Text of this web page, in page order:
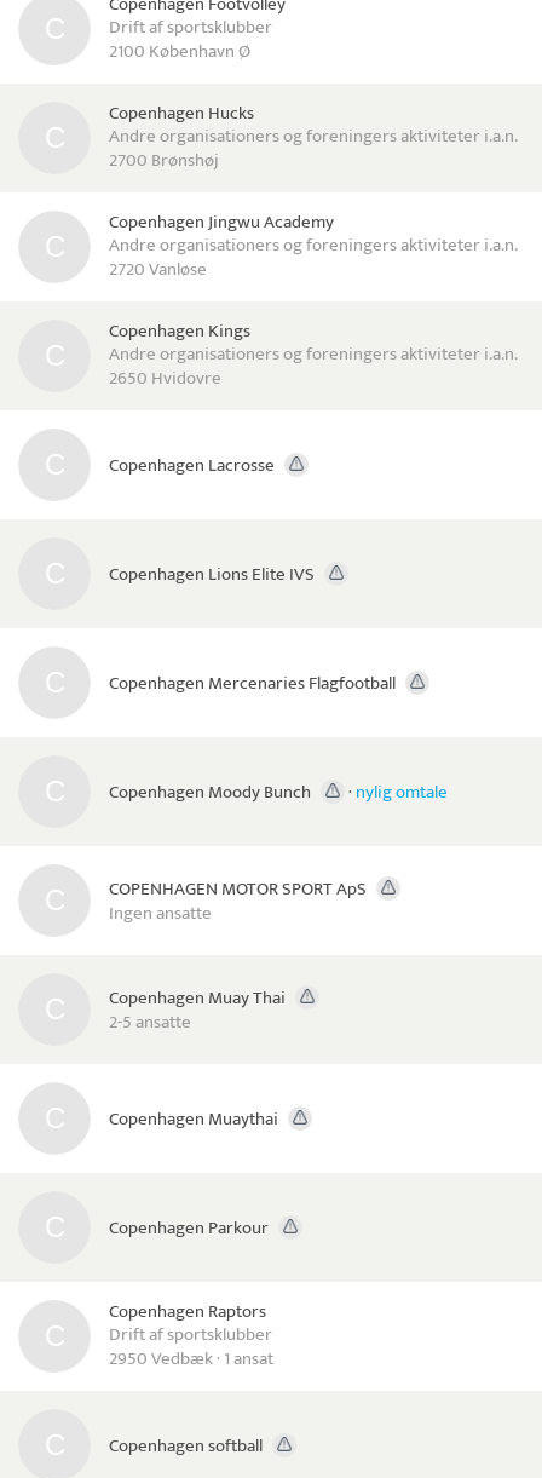
Drift af sportsklubber
2100 København Ø
Copenhagen Hucks
Andre organisationers og foreningers aktiviteter i.a.n.
2700 Brønshøj
Copenhagen Jingwu Academy
Andre organisationers og foreningers aktiviteter i.a.n.
2720 Vanløse
Copenhagen Kings
Andre organisationers og foreningers aktiviteter i.a.n.
2650 Hvidovre
Copenhagen Lacrosse
Copenhagen Lions Elite IVS
Copenhagen Mercenaries Flagfootball
Copenhagen Moody Bunch · nylig omtale
COPENHAGEN MOTOR SPORT ApS
Ingen ansatte
Copenhagen Muay Thai
2-5 ansatte
Copenhagen Muaythai
Copenhagen Parkour
Copenhagen Raptors
Drift af sportsklubber
2950 Vedbæk · 1 ansat
Copenhagen softball